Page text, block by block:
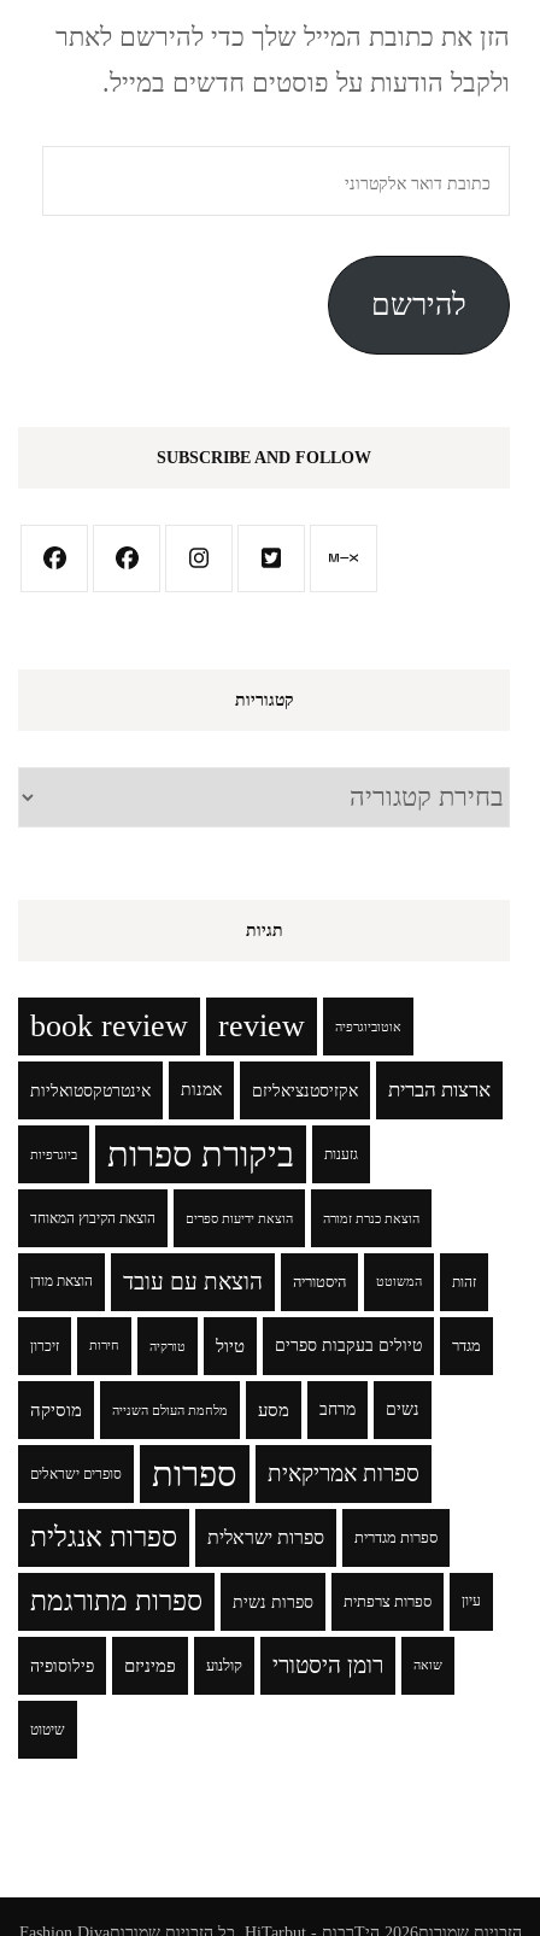
הזן את כתובת המייל שלך כדי להירשם לאתר
ולקבל הודעות על פוסטים חדשים במייל.
דואר
אלקטרוני
להירשם
SUBSCRIBE AND FOLLOW
קטגוריות
קטגוריות
תגיות
book review review אוטוביוגרפיה
אינטרטקסטואליות אמנות אקזיסטנציאליזם ארצות הברית
ביוגרפיות ביקורת ספרות גזענות
הוצאת הקיבוץ המאוחד הוצאת ידיעות ספרים הוצאת כנרת זמורה
הוצאת מודן הוצאת עם עובד היסטוריה המשוטט זהות
זיכרון חירות טורקיה טיול טיולים בעקבות ספרים מגדר
מוסיקה מלחמת העולם השנייה מסע מרחב נשים
סופרים ישראלים ספרות ספרות אמריקאית
ספרות אנגלית ספרות ישראלית ספרות מגדרית
ספרות מתורגמת ספרות נשית ספרות צרפתית עיון
פילוסופיה פמיניזם קולנוע רומן היסטורי שואה
שיטוט